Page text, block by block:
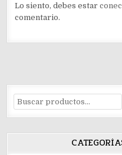
Lo siento, debes estar
comentario.
Buscar
por: